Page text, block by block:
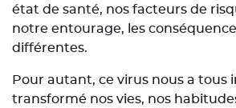
état de santé, nos facteurs de
notre entourage, les
différentes.
Pour autant, ce virus nous a tous
transformé nos vies, nos